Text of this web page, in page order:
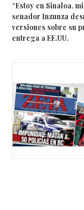
“Estoy en Sinaloa,
senador Inzunza
versiones sobre su
entrega a EE.UU.